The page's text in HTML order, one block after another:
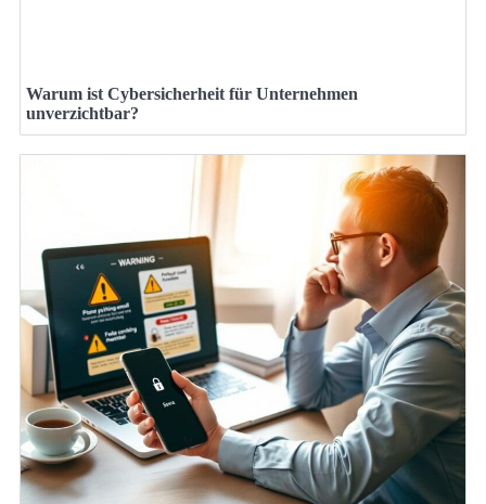
Warum ist Cybersicherheit für Unternehmen
unverzichtbar?